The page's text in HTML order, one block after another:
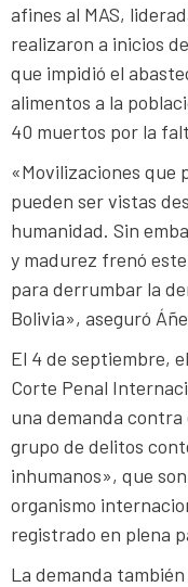
afines al MAS,
realizaron a inicios
que impidió el
alimentos a la
40 muertos por la
«Movilizaciones que
pueden ser vistas
humanidad. Sin
y madurez frenó
para derrumbar la
Bolivia», aseguró
El 4 de septiembre,
Corte Penal
una demanda
grupo de delitos
inhumanos», que
organismo
registrado en plena
La demanda